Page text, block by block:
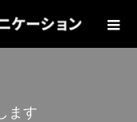
ます。